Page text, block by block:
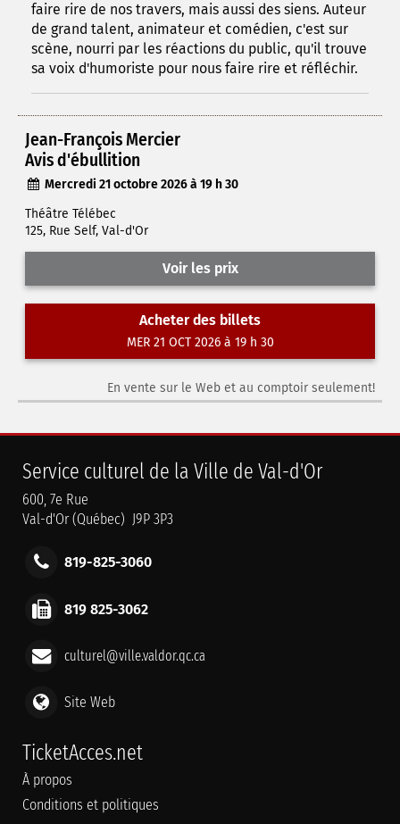
faire rire de nos travers, mais aussi des siens. Auteur
de grand talent, animateur et comédien, c'est sur
scène, nourri par les réactions du public, qu'il trouve
sa voix d'humoriste pour nous faire rire et réfléchir.
Jean-François Mercier
Avis d'ébullition
Mercredi 21 octobre 2026 à 19 h 30
Théâtre Télébec
125, Rue Self, Val-d'Or
Voir les prix
Acheter des billets
MER 21 OCT 2026 à 19 h 30
En vente sur le Web et au comptoir seulement!
Service culturel de la Ville de Val-d'Or
600, 7e Rue
Val-d'Or (Québec) J9P 3P3
819-825-3060
819 825-3062
culturel@ville.valdor.qc.ca
Site Web
TicketAcces.net
À propos
Conditions et politiques